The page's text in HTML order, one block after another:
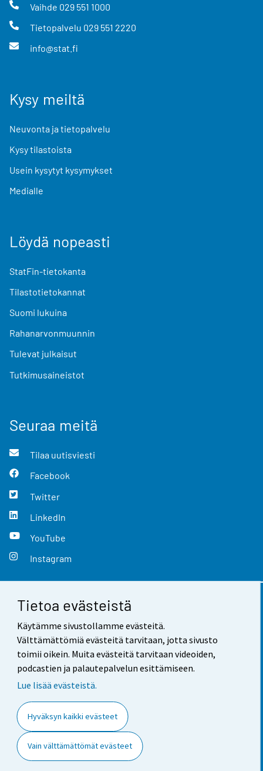
Tietoa evästeistä
Käytämme sivustollamme evästeitä.
Välttämättömiä evästeitä tarvitaan, jotta sivusto
toimii oikein. Muita evästeitä tarvitaan videoiden,
podcastien ja palautepalvelun esittämiseen.
Lue lisää evästeistä.
Hyväksyn kaikki evästeet
Vain välttämättömät evästeet
Vaihde 029 551 1000
Tietopalvelu 029 551 2220
info@stat.fi
Kysy meiltä
Neuvonta ja tietopalvelu
Kysy tilastoista
Usein kysytyt kysymykset
Medialle
Löydä nopeasti
StatFin-tietokanta
Tilastotietokannat
Suomi lukuina
Rahanarvonmuunnin
Tulevat julkaisut
Tutkimusaineistot
Seuraa meitä
Tilaa uutisviesti
Facebook
Twitter
LinkedIn
YouTube
Instagram
Yhteystiedot
Palaute
Käyttöehdot
Saavutettavuus
Tietoa sivustosta
Evästeasetukset